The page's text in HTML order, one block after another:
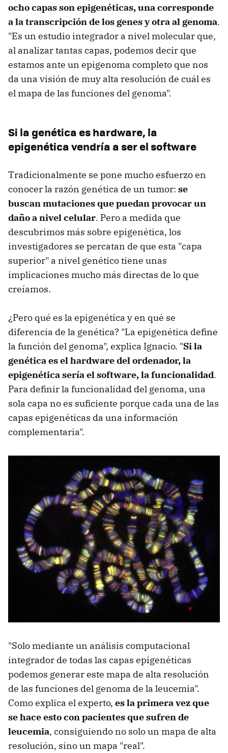
ocho capas son epigenéticas, una corresponde
a la transcripción de los genes y otra al genoma.
"Es un estudio integrador a nivel molecular que,
al analizar tantas capas, podemos decir que
estamos ante un epigenoma completo que nos
da una visión de muy alta resolución de cuál es
el mapa de las funciones del genoma".
Si la genética es hardware, la
epigenética vendría a ser el software
Tradicionalmente se pone mucho esfuerzo en
conocer la razón genética de un tumor: se
buscan mutaciones que puedan provocar un
daño a nivel celular. Pero a medida que
descubrimos más sobre epigenética, los
investigadores se percatan de que esta "capa
superior" a nivel genético tiene unas
implicaciones mucho más directas de lo que
creíamos.
¿Pero qué es la epigenética y en qué se
diferencia de la genética? "La epigenética define
la función del genoma", explica Ignacio. "Si la
genética es el hardware del ordenador, la
epigenética sería el software, la funcionalidad.
Para definir la funcionalidad del genoma, una
sola capa no es suficiente porque cada una de las
capas epigenéticas da una información
complementaria".
"Solo mediante un análisis computacional
integrador de todas las capas epigenéticas
podemos generar este mapa de alta resolución
de las funciones del genoma de la leucemia".
Como explica el experto, es la primera vez que
se hace esto con pacientes que sufren de
leucemia, consiguiendo no solo un mapa de alta
resolución, sino un mapa "real".